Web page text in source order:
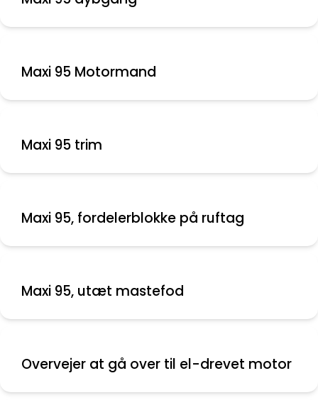
Maxi 95 Motormand
Maxi 95 trim
Maxi 95, fordelerblokke på ruftag
Maxi 95, utæt mastefod
Overvejer at gå over til el-drevet motor